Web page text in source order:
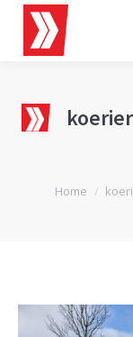
Je bent hier:
Home